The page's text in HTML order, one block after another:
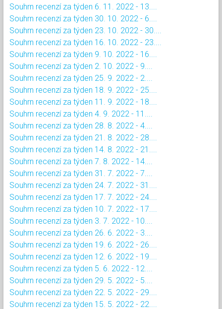
Souhrn recenzí za týden 6. 11. 2022 - 13....
Souhrn recenzí za týden 30. 10. 2022 - 6....
Souhrn recenzí za týden 23. 10. 2022 - 30....
Souhrn recenzí za týden 16. 10. 2022 - 23....
Souhrn recenzí za týden 9. 10. 2022 - 16....
Souhrn recenzí za týden 2. 10. 2022 - 9....
Souhrn recenzí za týden 25. 9. 2022 - 2....
Souhrn recenzí za týden 18. 9. 2022 - 25....
Souhrn recenzí za týden 11. 9. 2022 - 18....
Souhrn recenzí za týden 4. 9. 2022 - 11....
Souhrn recenzí za týden 28. 8. 2022 - 4....
Souhrn recenzí za týden 21. 8. 2022 - 28....
Souhrn recenzí za týden 14. 8. 2022 - 21....
Souhrn recenzí za týden 7. 8. 2022 - 14....
Souhrn recenzí za týden 31. 7. 2022 - 7....
Souhrn recenzí za týden 24. 7. 2022 - 31....
Souhrn recenzí za týden 17. 7. 2022 - 24....
Souhrn recenzí za týden 10. 7. 2022 - 17....
Souhrn recenzí za týden 3. 7. 2022 - 10....
Souhrn recenzí za týden 26. 6. 2022 - 3....
Souhrn recenzí za týden 19. 6. 2022 - 26....
Souhrn recenzí za týden 12. 6. 2022 - 19....
Souhrn recenzí za týden 5. 6. 2022 - 12....
Souhrn recenzí za týden 29. 5. 2022 - 5....
Souhrn recenzí za týden 22. 5. 2022 - 29....
Souhrn recenzí za týden 15. 5. 2022 - 22....